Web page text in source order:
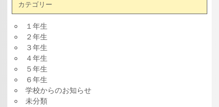
カテゴリー
１年生
２年生
３年生
４年生
５年生
６年生
学校からのお知らせ
未分類